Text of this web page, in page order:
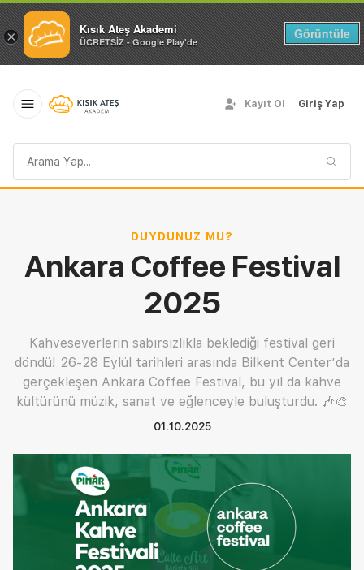
× Kısık Ateş Akademi
ÜCRETSİZ - Google Play'de
Görüntüle
sorgusu
Kayıt Ol Giriş Yap
DUYDUNUZ MU?
Ankara Coffee Festival
2025
Kahveseverlerin sabırsızlıkla beklediği festival geri
döndü! 26-28 Eylül tarihleri arasında Bilkent Center’da
gerçekleşen Ankara Coffee Festival, bu yıl da kahve
kültürünü müzik, sanat ve eğlenceyle buluşturdu. 🎶🎨
01.10.2025